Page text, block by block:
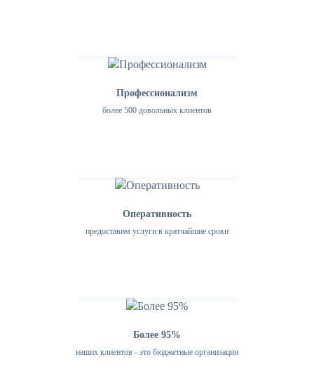
Профессионализм
более 500 довольных клиентов
Оперативность
предоставим услуги в кратчайшие сроки
Более 95%
наших клиентов - это бюджетные организации